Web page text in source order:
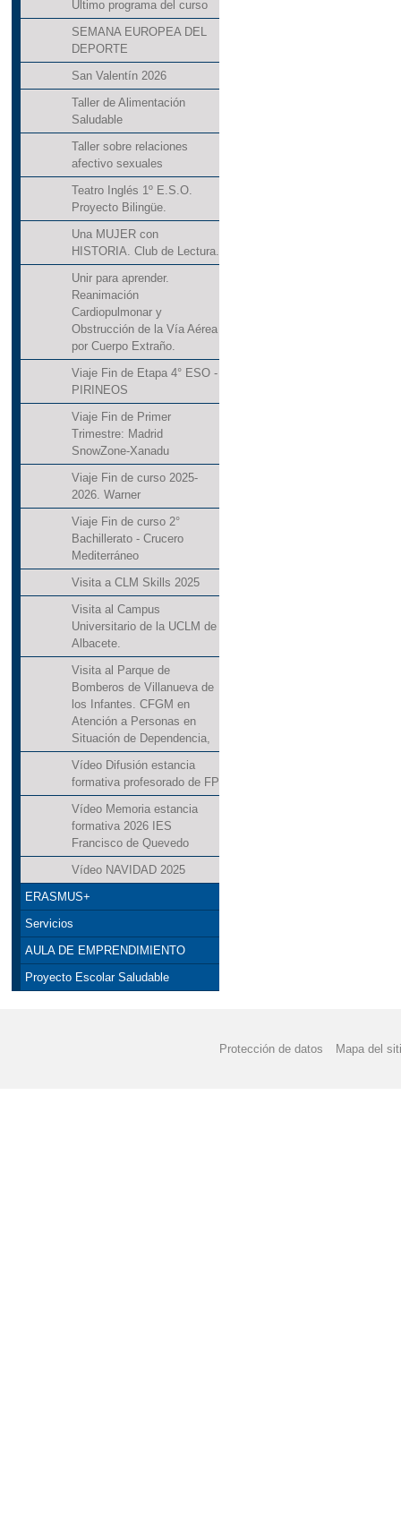
Último programa del curso
SEMANA EUROPEA DEL
DEPORTE
San Valentín 2026
Taller de Alimentación
Saludable
Taller sobre relaciones
afectivo sexuales
Teatro Inglés 1º E.S.O.
Proyecto Bilingüe.
Una MUJER con
HISTORIA. Club de Lectura.
Unir para aprender.
Reanimación
Cardiopulmonar y
Obstrucción de la Vía Aérea
por Cuerpo Extraño.
Viaje Fin de Etapa 4° ESO -
PIRINEOS
Viaje Fin de Primer
Trimestre: Madrid
SnowZone-Xanadu
Viaje Fin de curso 2025-
2026. Warner
Viaje Fin de curso 2°
Bachillerato - Crucero
Mediterráneo
Visita a CLM Skills 2025
Visita al Campus
Universitario de la UCLM de
Albacete.
Visita al Parque de
Bomberos de Villanueva de
los Infantes. CFGM en
Atención a Personas en
Situación de Dependencia,
Vídeo Difusión estancia
formativa profesorado de FP
Vídeo Memoria estancia
formativa 2026 IES
Francisco de Quevedo
Vídeo NAVIDAD 2025
ERASMUS+
Servicios
AULA DE EMPRENDIMIENTO
Proyecto Escolar Saludable
Protección de datos Mapa del